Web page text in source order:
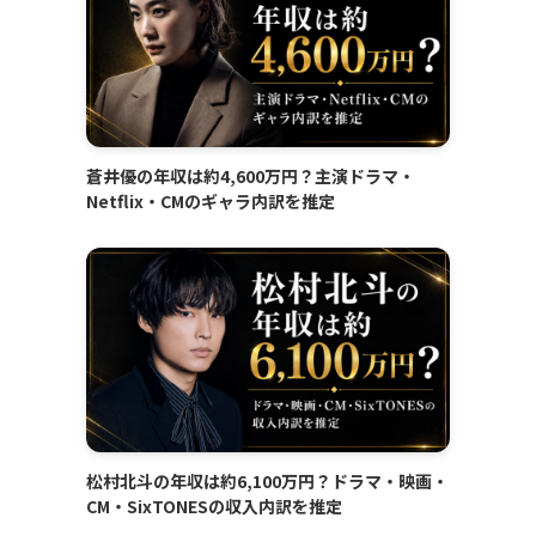
蒼井優の年収は約4,600万円？主演ドラマ・
Netflix・CMのギャラ内訳を推定
松村北斗の年収は約6,100万円？ドラマ・映画・
CM・SixTONESの収入内訳を推定